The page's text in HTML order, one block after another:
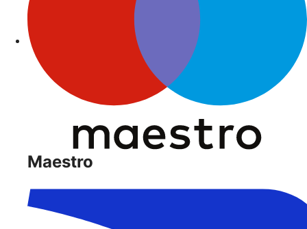
Maestro